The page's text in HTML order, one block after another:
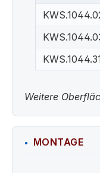
Weitere
MONTAGE